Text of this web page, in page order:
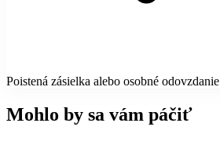
Poistená zásielka alebo osobné odovzdanie
Mohlo by sa vám páčiť